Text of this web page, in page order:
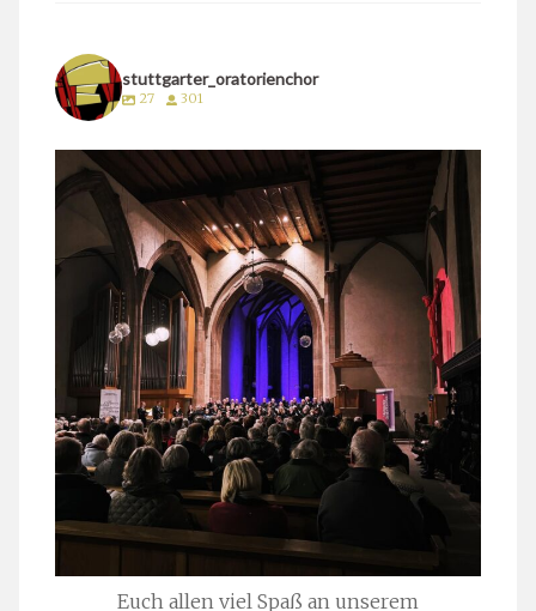
stuttgarter_oratorienchor
27 301
stuttgarter_oratorienchor
März 24
Euch allen viel Spaß an unserem